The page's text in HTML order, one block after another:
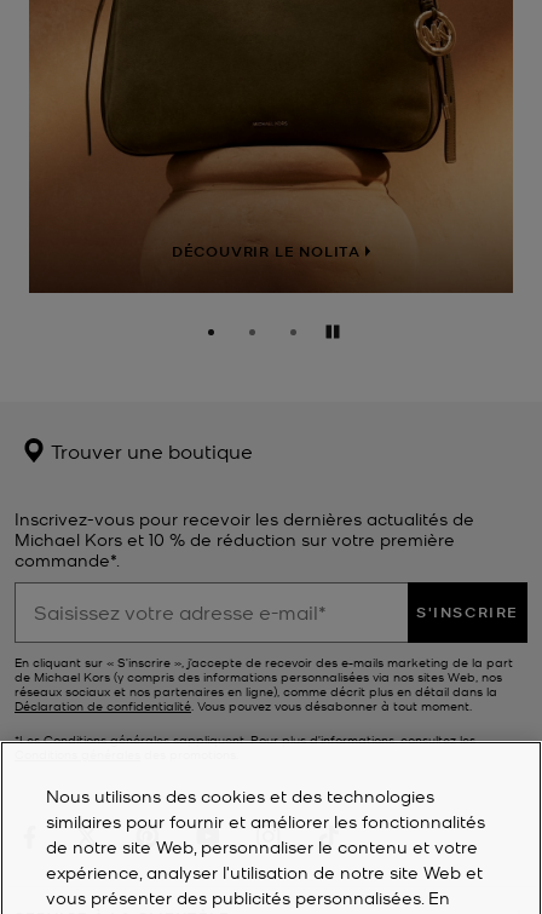
DÉCOUVRIR LE NOLITA
Pause
Trouver une boutique
Inscrivez-vous pour recevoir les dernières actualités de
Michael Kors et 10 % de réduction sur votre première
commande*.
S'INSCRIRE
En cliquant sur « S’inscrire », j’accepte de recevoir des e-mails marketing de la part
de Michael Kors (y compris des informations personnalisées via nos sites Web, nos
réseaux sociaux et nos partenaires en ligne), comme décrit plus en détail dans la
Déclaration de confidentialité . Vous pouvez vous désabonner à tout moment.
*Les Conditions générales sappliquent. Pour plus d’informations, consultez les
Nous utilisons des cookies et des technologies
similaires pour fournir et améliorer les fonctionnalités
de notre site Web, personnaliser le contenu et votre
expérience, analyser l'utilisation de notre site Web et
vous présenter des publicités personnalisées. En